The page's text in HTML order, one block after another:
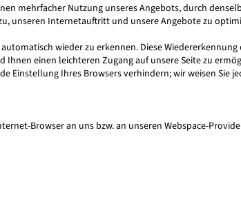
mehrfacher Nutzung unseres Angebots, durch
unseren Internetauftritt und unsere Angebote zu
wieder zu erkennen. Diese
einen leichteren Zugang auf unsere Seite zu
Einstellung Ihres Browsers verhindern; wir weisen Sie
Browser an uns bzw. an unseren Webspace-